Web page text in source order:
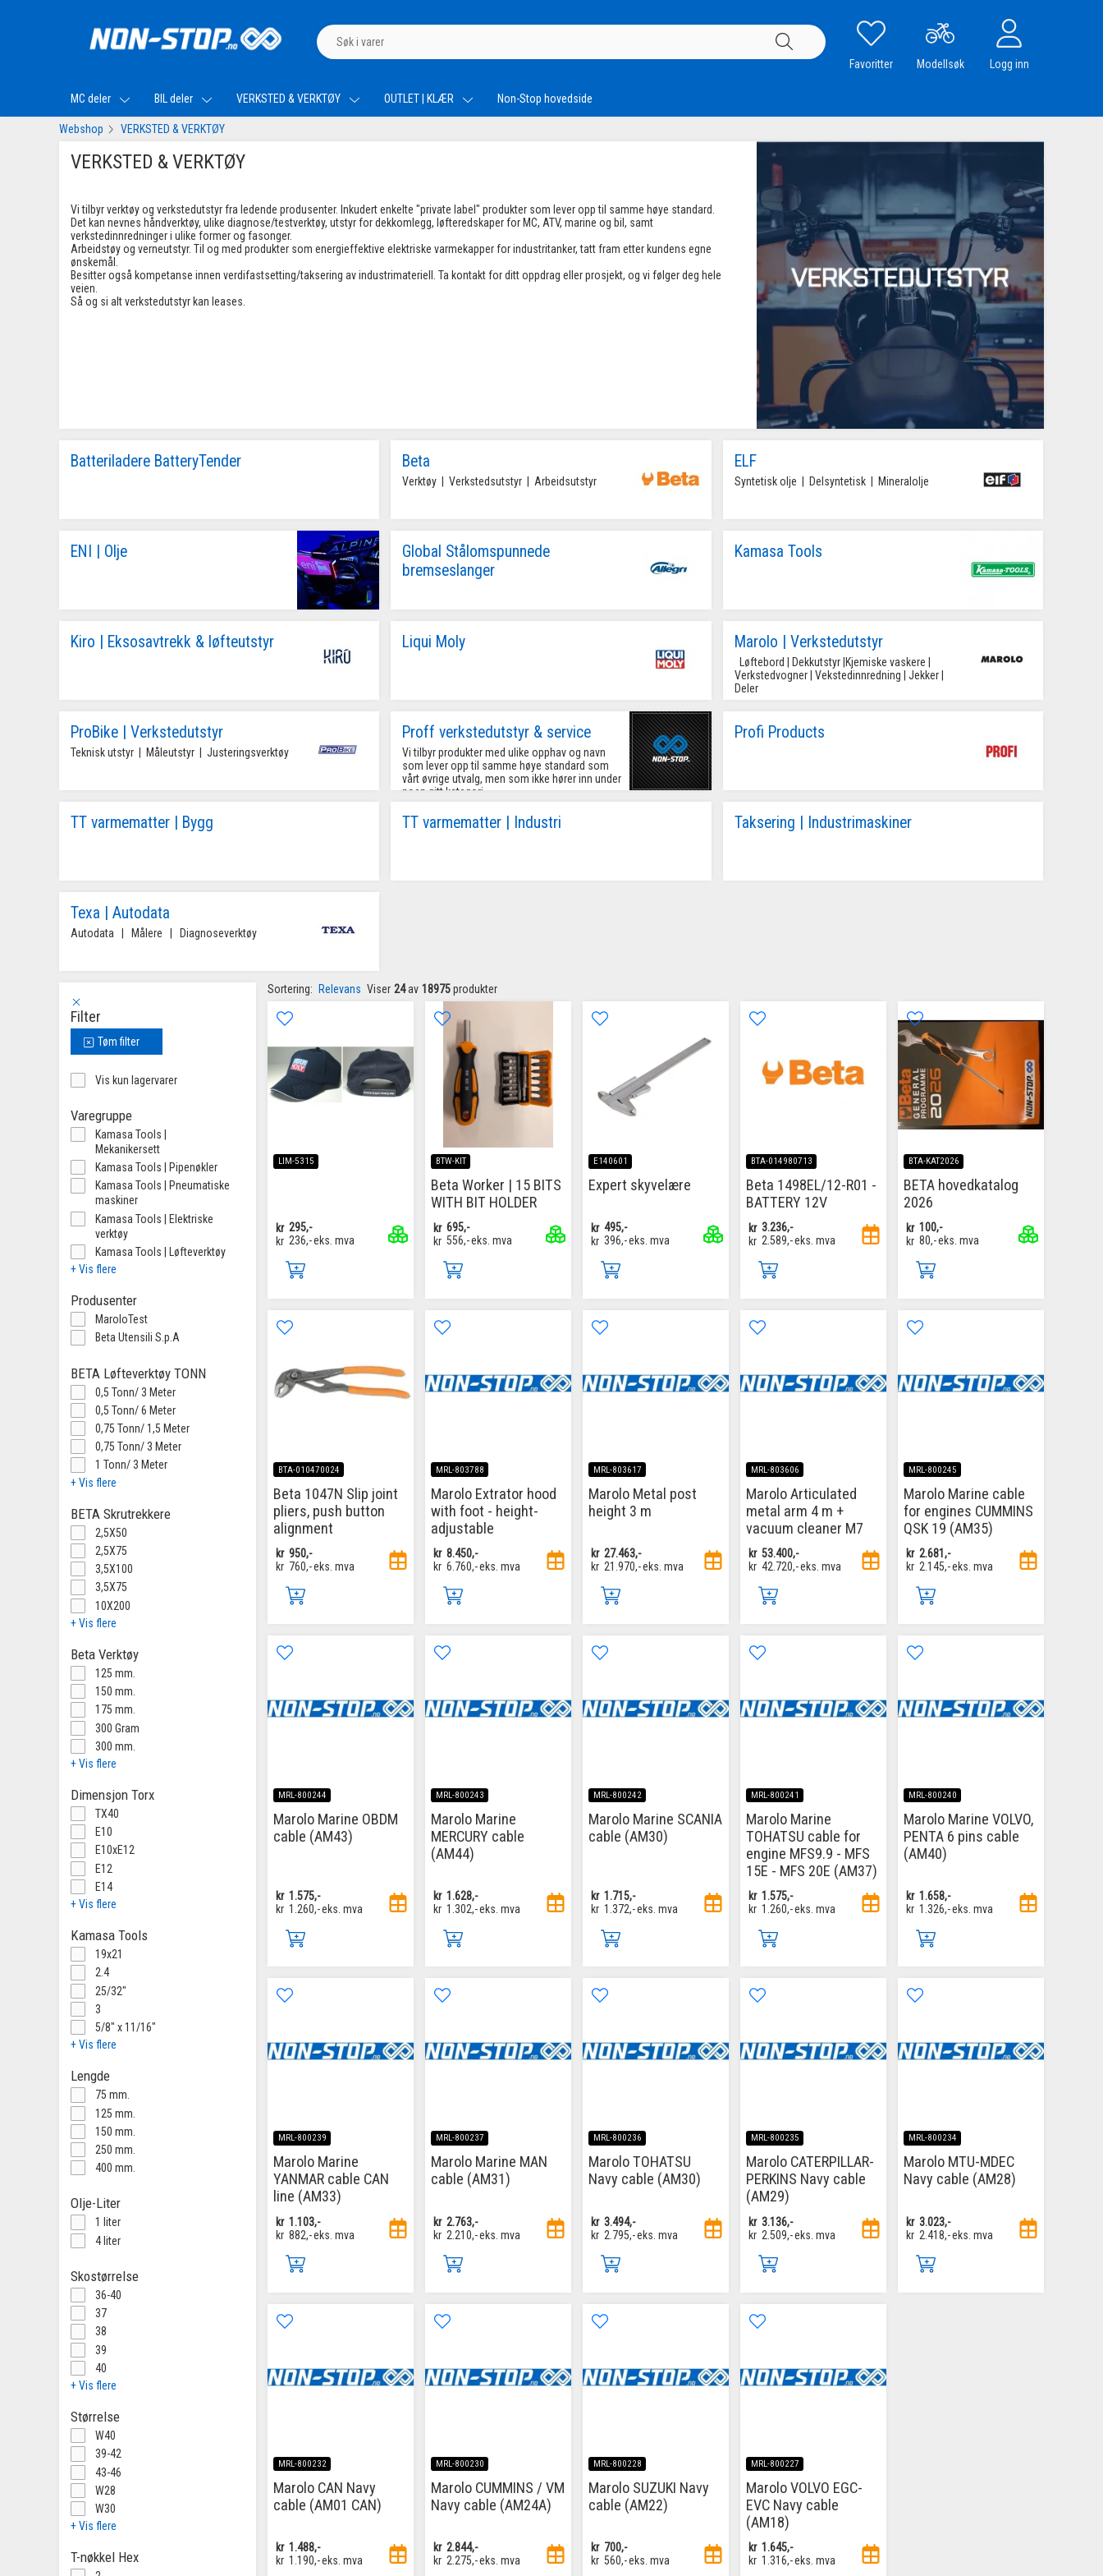
Favoritter Modellsøk Logg inn
MC deler BIL deler VERKSTED & VERKTØY OUTLET | KLÆR Non-Stop hovedside
Webshop VERKSTED & VERKTØY
VERKSTED & VERKTØY
Vi tilbyr verktøy og verkstedutstyr fra ledende produsenter. Inkudert enkelte "private label" produkter som lever opp til samme høye standard.
Det kan nevnes håndverktøy, ulike diagnose/testverktøy, utstyr for dekkomlegg, løfteredskaper for MC, ATV, marine og bil, samt
verkstedinnredninger i ulike former og fasonger.
Arbeidstøy og verneutstyr. Til og med produkter som energieffektive elektriske varmekapper for industritanker, tatt fram etter kundens egne
ønskemål.
Besitter også kompetanse innen verdifastsetting/taksering av industrimateriell. Ta kontakt for ditt oppdrag eller prosjekt, og vi følger deg hele
veien.
Så og si alt verkstedutstyr kan leases.
Batteriladere BatteryTender Beta
Verktøy  |  Verkstedsutstyr  |  Arbeidsutstyr
ELF
Syntetisk olje  |  Delsyntetisk  |  Mineralolje
ENI | Olje
Global Stålomspunnede
bremseslanger
Kamasa Tools
Kiro | Eksosavtrekk & løfteutstyr Liqui Moly Marolo | Verkstedutstyr
Verkstedvogner | Vekstedinnredning | Jekker |
Deler
ProBike | Verkstedutstyr
Teknisk utstyr  |  Måleutstyr  |  Justeringsverktøy
Proff verkstedutstyr & service
Vi tilbyr produkter med ulike opphav og navn
som lever opp til samme høye standard som
vårt øvrige utvalg, men som ikke hører inn under
noen gitt kategori.
I denne gruppering inngår også ulike former for
service/reparasjon.
Profi Products
TT varmematter | Bygg TT varmematter | Industri Taksering | Industrimaskiner
Texa | Autodata
Autodata   |   Målere   |   Diagnoseverktøy
Filter
Tøm filter
Vis kun lagervarer
Varegruppe
Kamasa Tools |
Mekanikersett
Kamasa Tools | Pipenøkler
Kamasa Tools | Pneumatiske
maskiner
Kamasa Tools | Elektriske
verktøy
Kamasa Tools | Løfteverktøy
+ Vis flere
Produsenter
MaroloTest
Beta Utensili S.p.A
BETA Løfteverktøy TONN
0,5 Tonn/ 3 Meter
0,5 Tonn/ 6 Meter
0,75 Tonn/ 1,5 Meter
0,75 Tonn/ 3 Meter
1 Tonn/ 3 Meter
+ Vis flere
BETA Skrutrekkere
2,5X50
2,5X75
3,5X100
3,5X75
10X200
+ Vis flere
Beta Verktøy
125 mm.
150 mm.
175 mm.
300 Gram
300 mm.
+ Vis flere
Dimensjon Torx
TX40
E10
E10xE12
E12
E14
+ Vis flere
Kamasa Tools
19x21
2.4
25/32"
3
5/8" x 11/16"
+ Vis flere
Lengde
75 mm.
125 mm.
150 mm.
250 mm.
400 mm.
Olje-Liter
1 liter
4 liter
Skostørrelse
36-40
37
38
39
40
+ Vis flere
Størrelse
W40
39-42
43-46
W28
W30
+ Vis flere
T-nøkkel Hex
Sortering: Relevans Viser 24 av 18975 produkter
LIM-5315
kr 295,-
kr 236,-eks. mva
BTW-KIT
Beta Worker | 15 BITS
WITH BIT HOLDER
kr 695,-
kr 556,-eks. mva
E140601
Expert skyvelære
kr 495,-
kr 396,-eks. mva
BTA-014980713
Beta 1498EL/12-R01 -
BATTERY 12V
kr 3.236,-
kr 2.589,-eks. mva
BTA-KAT2026
BETA hovedkatalog
2026
kr 100,-
kr 80,-eks. mva
BTA-010470024
Beta 1047N Slip joint
pliers, push button
alignment
kr 950,-
kr 760,-eks. mva
MRL-803788
Marolo Extrator hood
with foot - height-
adjustable
kr 8.450,-
kr 6.760,-eks. mva
MRL-803617
Marolo Metal post
height 3 m
kr 27.463,-
kr 21.970,-eks. mva
MRL-803606
Marolo Articulated
metal arm 4 m +
vacuum cleaner M7
kr 53.400,-
kr 42.720,-eks. mva
MRL-800245
Marolo Marine cable
for engines CUMMINS
QSK 19 (AM35)
kr 2.681,-
kr 2.145,-eks. mva
MRL-800244
Marolo Marine OBDM
cable (AM43)
kr 1.575,-
kr 1.260,-eks. mva
MRL-800243
Marolo Marine
MERCURY cable
(AM44)
kr 1.628,-
kr 1.302,-eks. mva
MRL-800242
Marolo Marine SCANIA
cable (AM30)
kr 1.715,-
kr 1.372,-eks. mva
MRL-800241
Marolo Marine
TOHATSU cable for
engine MFS9.9 - MFS
15E - MFS 20E (AM37)
kr 1.575,-
kr 1.260,-eks. mva
MRL-800240
Marolo Marine VOLVO,
PENTA 6 pins cable
(AM40)
kr 1.658,-
kr 1.326,-eks. mva
MRL-800239
Marolo Marine
YANMAR cable CAN
line (AM33)
kr 1.103,-
kr 882,-eks. mva
MRL-800237
Marolo Marine MAN
cable (AM31)
kr 2.763,-
kr 2.210,-eks. mva
MRL-800236
Marolo TOHATSU
Navy cable (AM30)
kr 3.494,-
kr 2.795,-eks. mva
MRL-800235
Marolo CATERPILLAR-
PERKINS Navy cable
(AM29)
kr 3.136,-
kr 2.509,-eks. mva
MRL-800234
Marolo MTU-MDEC
Navy cable (AM28)
kr 3.023,-
kr 2.418,-eks. mva
MRL-800232
Marolo CAN Navy
cable (AM01 CAN)
kr 1.488,-
kr 1.190,-eks. mva
MRL-800230
Marolo CUMMINS / VM
Navy cable (AM24A)
kr 2.844,-
kr 2.275,-eks. mva
MRL-800228
Marolo SUZUKI Navy
cable (AM22)
kr 700,-
kr 560,-eks. mva
MRL-800227
Marolo VOLVO EGC-
EVC Navy cable
(AM18)
kr 1.645,-
kr 1.316,-eks. mva